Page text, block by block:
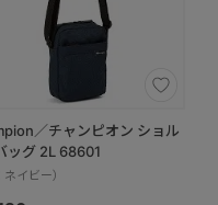
／チャンピオン ショル
ッグ 2L 68601
ネイビー）